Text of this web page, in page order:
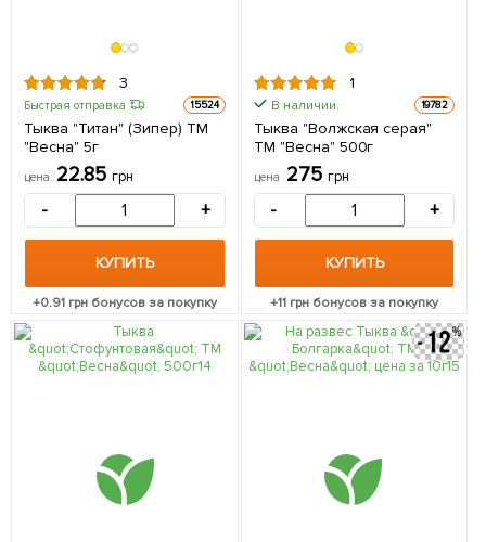
3
Быстрая отправка 15524
Тыква "Титан" (Зипер) ТМ
"Весна" 5г
цена 22.85 грн
- +
КУПИТЬ
+0.91 грн бонусов за покупку
1
В наличии. 19782
Тыква "Волжская серая"
ТМ "Весна" 500г
цена 275 грн
- +
КУПИТЬ
+11 грн бонусов за покупку